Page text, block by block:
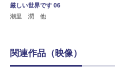
厳しい世界です 06
潮里 潤 他
関連作品（映像）